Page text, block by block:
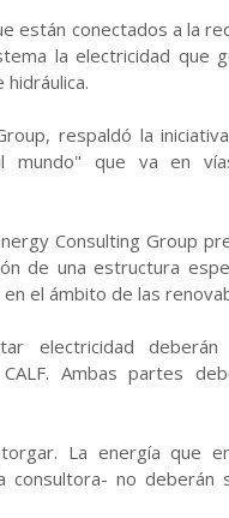
están conectados a la
la electricidad que
respaldó la
mundo" que va en
Consulting Group
de una estructura
el ámbito de las
electricidad
Ambas partes
La energía que
consultora- no